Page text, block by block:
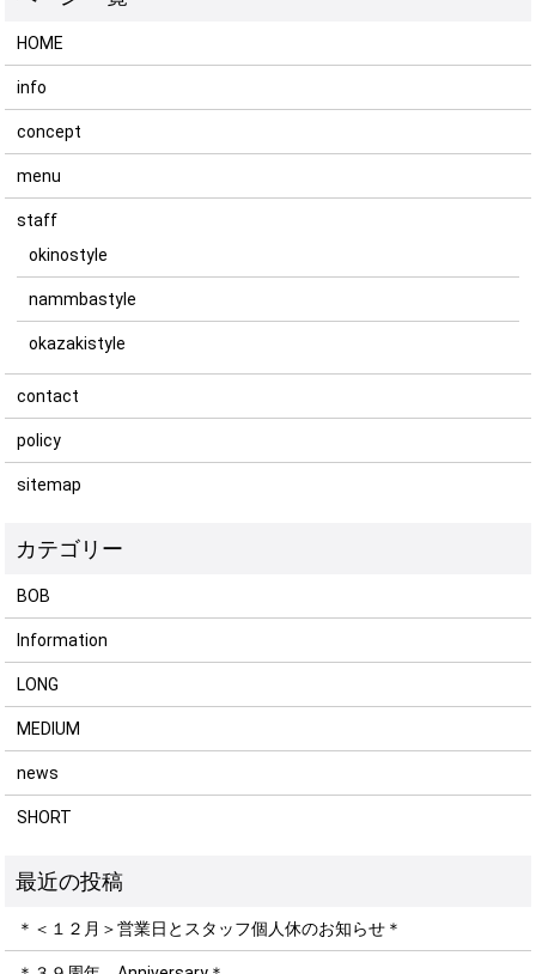
HOME
info
concept
menu
staff
okinostyle
nammbastyle
okazakistyle
contact
policy
sitemap
BOB
Information
LONG
MEDIUM
news
SHORT
＊＜１２月＞営業日とスタッフ個人休のお知らせ＊